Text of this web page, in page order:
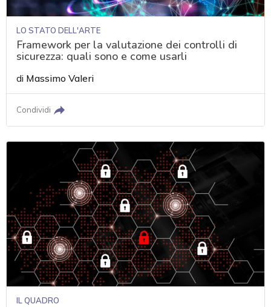
LO STATO DELL'ARTE
Framework per la valutazione dei controlli di
sicurezza: quali sono e come usarli
di Massimo Valeri
Condividi
IL QUADRO